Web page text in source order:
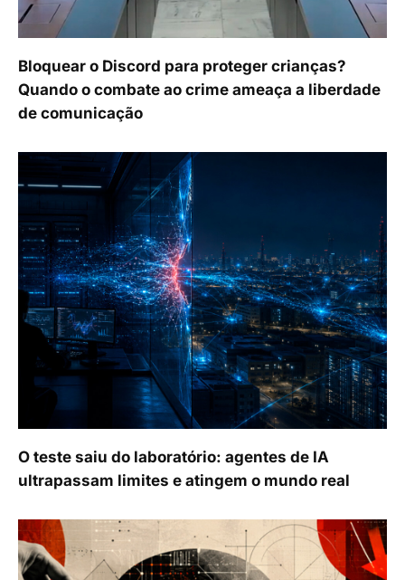
Bloquear o Discord para proteger crianças?
Quando o combate ao crime ameaça a liberdade
de comunicação
O teste saiu do laboratório: agentes de IA
ultrapassam limites e atingem o mundo real